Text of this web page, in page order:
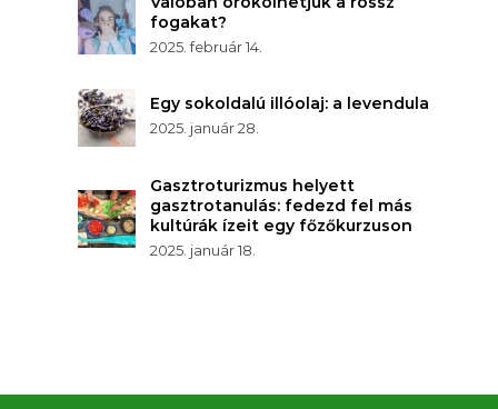
fogakat?
2025. február 14.
Egy sokoldalú illóolaj: a levendula
2025. január 28.
Gasztroturizmus helyett
gasztrotanulás: fedezd fel más
kultúrák ízeit egy főzőkurzuson
2025. január 18.